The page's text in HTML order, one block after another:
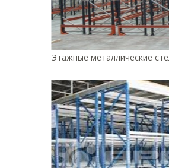
Этажные металлические